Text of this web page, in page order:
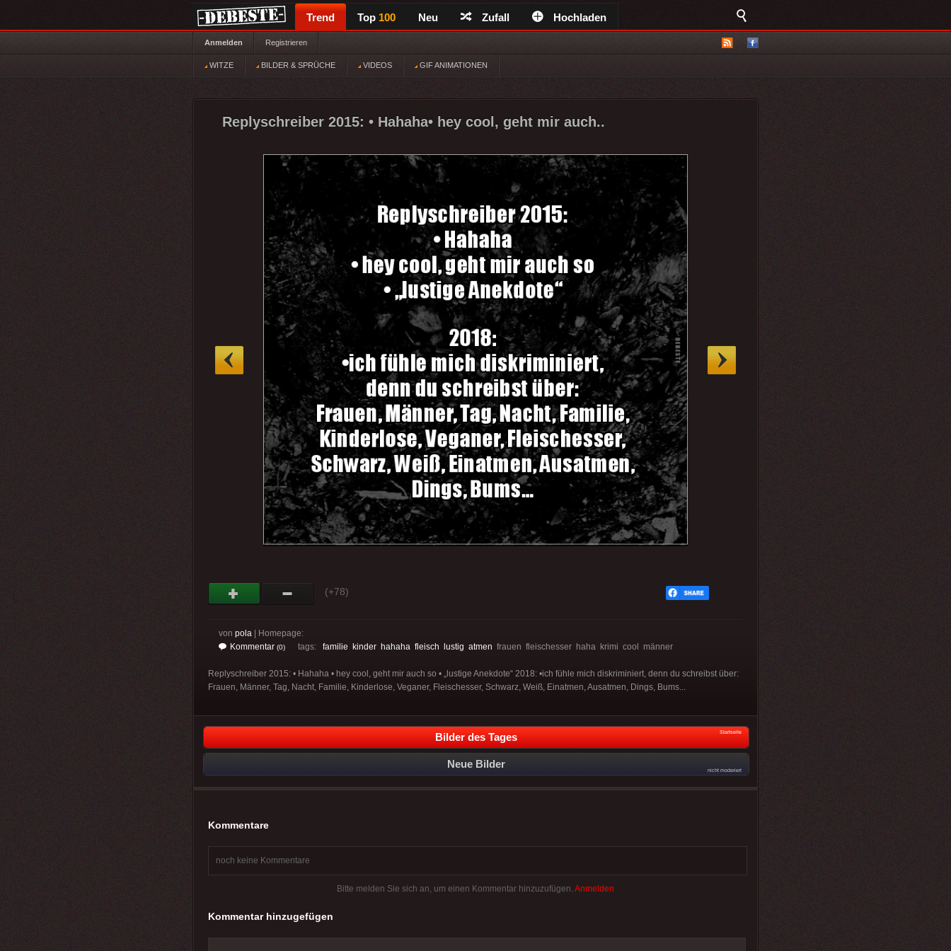
Trend Top 100 Neu Zufall Hochladen
Anmelden Registrieren
WITZE BILDER & SPRÜCHE VIDEOS GIF ANIMATIONEN
Replyschreiber 2015: • Hahaha• hey cool, geht mir auch..
(+78)
von pola | Homepage:
Kommentar (0) tags: familie kinder hahaha fleisch lustig atmen frauen fleischesser haha krimi cool männer
Replyschreiber 2015: • Hahaha • hey cool, geht mir auch so • „lustige Anekdote“ 2018: •ich fühle mich diskriminiert, denn du schreibst über:
Frauen, Männer, Tag, Nacht, Familie, Kinderlose, Veganer, Fleischesser, Schwarz, Weiß, Einatmen, Ausatmen, Dings, Bums...
Bilder des Tages Startseite
Neue Bilder
nicht moderiert
Kommentare
noch keine Kommentare
Bitte melden Sie sich an, um einen Kommentar hinzuzufügen. Anmelden
Kommentar hinzugefügen